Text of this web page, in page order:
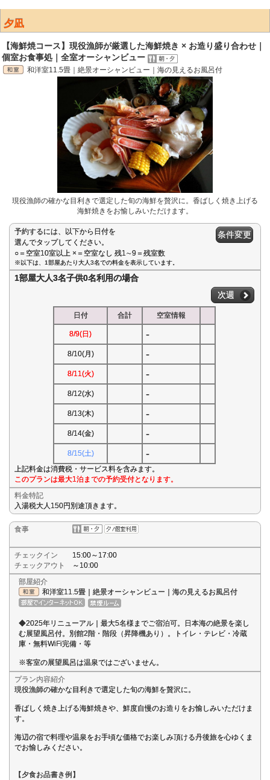
夕凪
【海鮮焼コース】現役漁師が厳選した海鮮焼き × お造り盛り合わせ｜
個室お食事処｜全室オーシャンビュー
和洋室11.5畳｜絶景オーシャンビュー｜海の見えるお風呂付
現役漁師の確かな目利きで選定した旬の海鮮を贅沢に。香ばしく焼き上げる
海鮮焼きをお愉しみいただけます。
予約するには、以下から日付を
選んでタップしてください。
○＝空室10室以上 ×＝空室なし 残1∼9＝残室数
条件変更
※以下は、1部屋あたり大人3名での料金を表示しています。
1部屋大人3名子供0名利用の場合
次週
日付 合計 空室情報
8/9(日) -
8/10(月) -
8/11(火) -
8/12(水) -
8/13(木) -
8/14(金) -
8/15(土) -
上記料金は消費税・サービス料を含みます。
このプランは最大1泊までの予約受付となります。
料金特記
入湯税大人150円別途頂きます。
食事
チェックイン
15:00～17:00
チェックアウト
～10:00
部屋紹介
和洋室11.5畳｜絶景オーシャンビュー｜海の見えるお風呂付
◆2025年リニューアル｜最大5名様までご宿泊可。日本海の絶景を楽し
む展望風呂付。別館2階・階段（昇降機あり）。トイレ・テレビ・冷蔵
庫・無料WiFi完備・等
※客室の展望風呂は温泉ではございません。
プラン内容紹介
現役漁師の確かな目利きで選定した旬の海鮮を贅沢に。
香ばしく焼き上げる海鮮焼きや、鮮度自慢のお造りをお愉しみいただけま
す。
海辺の宿で料理や温泉をお手頃な価格でお楽しみ頂ける丹後旅を心ゆくま
でお愉しみください。
【夕食お品書き例】